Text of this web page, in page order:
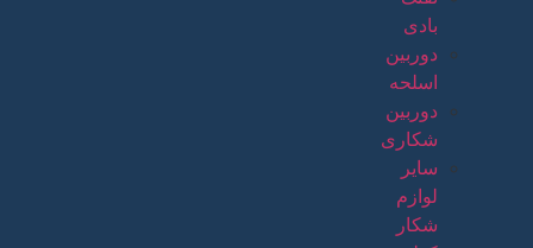
بادی
دوربین
اسلحه
دوربین
شکاری
سایر
لوازم
شکار